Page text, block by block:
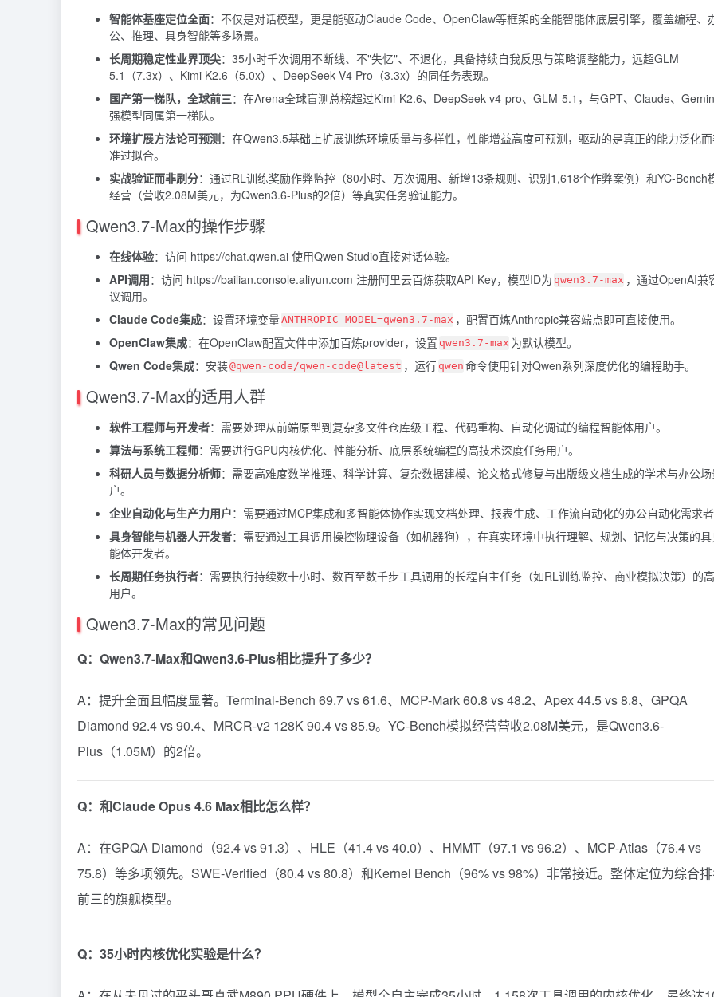
智能体基座定位全面：不仅是对话模型，更是能驱动Claude Code、OpenClaw等框架的全能智能体底层引擎，覆盖编程、
公、推理、具身智能等多场景。
长周期稳定性业界顶尖：35小时千次调用不断线、不"失忆"、不退化，具备持续自我反思与策略调整能力，远超GLM
5.1（7.3x）、Kimi K2.6（5.0x）、DeepSeek V4 Pro（3.3x）的同任务表现。
国产第一梯队，全球前三：在Arena全球盲测总榜超过Kimi-K2.6、DeepSeek-v4-pro、GLM-5.1，与GPT、Claude、
强模型同属第一梯队。
环境扩展方法论可预测：在Qwen3.5基础上扩展训练环境质量与多样性，性能增益高度可预测，驱动的是真正的能力泛化
准过拟合。
实战验证而非刷分：通过RL训练奖励作弊监控（80小时、万次调用、新增13条规则、识别1,618个作弊案例）和YC-Bench
经营（营收2.08M美元，为Qwen3.6-Plus的2倍）等真实任务验证能力。
Qwen3.7-Max的操作步骤
在线体验：访问 https://chat.qwen.ai 使用Qwen Studio直接对话体验。
API调用：访问 https://bailian.console.aliyun.com 注册阿里云百炼获取API Key，模型ID为 qwen3.7-max ，通过OpenAI兼
议调用。
Claude Code集成：设置环境变量ANTHROPIC_MODEL=qwen3.7-max ，配置百炼Anthropic兼容端点即可直接使用。
OpenClaw集成：在OpenClaw配置文件中添加百炼provider，设置 qwen3.7-max 为默认模型。
Qwen Code集成：安装@qwen-code/qwen-code@latest ，运行 qwen 命令使用针对Qwen系列深度优化的编程助手。
Qwen3.7-Max的适用人群
软件工程师与开发者：需要处理从前端原型到复杂多文件仓库级工程、代码重构、自动化调试的编程智能体用户。
算法与系统工程师：需要进行GPU内核优化、性能分析、底层系统编程的高技术深度任务用户。
科研人员与数据分析师：需要高难度数学推理、科学计算、复杂数据建模、论文格式修复与出版级文档生成的学术与办公场
户。
企业自动化与生产力用户：需要通过MCP集成和多智能体协作实现文档处理、报表生成、工作流自动化的办公自动化需求者
具身智能与机器人开发者：需要通过工具调用操控物理设备（如机器狗），在真实环境中执行理解、规划、记忆与决策的具
能体开发者。
长周期任务执行者：需要执行持续数十小时、数百至数千步工具调用的长程自主任务（如RL训练监控、商业模拟决策）的
用户。
Qwen3.7-Max的常见问题
Q：Qwen3.7-Max和Qwen3.6-Plus相比提升了多少？
A：提升全面且幅度显著。Terminal-Bench 69.7 vs 61.6、MCP-Mark 60.8 vs 48.2、Apex 44.5 vs 8.8、GPQA
Diamond 92.4 vs 90.4、MRCR-v2 128K 90.4 vs 85.9。YC-Bench模拟经营营收2.08M美元，是Qwen3.6-
Plus（1.05M）的2倍。
Q：和Claude Opus 4.6 Max相比怎么样？
A：在GPQA Diamond（92.4 vs 91.3）、HLE（41.4 vs 40.0）、HMMT（97.1 vs 96.2）、MCP-Atlas（76.4 vs
75.8）等多项领先。SWE-Verified（80.4 vs 80.8）和Kernel Bench（96% vs 98%）非常接近。整体定位为综合
前三的旗舰模型。
Q：35小时内核优化实验是什么？